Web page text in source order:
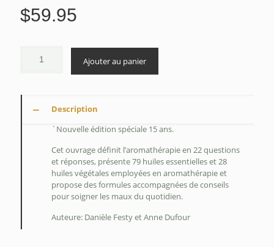
$59.95
Ajouter au panier
Description
`Nouvelle édition spéciale 15 ans.
Cet ouvrage définit l’aromathérapie en 22 questions
et réponses, présente 79 huiles essentielles et 28
huiles végétales employées en aromathérapie et
propose des formules accompagnées de conseils
pour soigner les maux du quotidien.
Auteure: Danièle Festy et Anne Dufour